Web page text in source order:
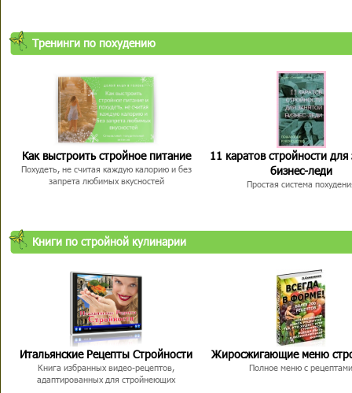
Тренинги по похудению
Как выстроить стройное питание
Похудеть, не считая каждую калорию и без
запрета любимых вкусностей
11 каратов стройности для
бизнес-леди
Простая система
Книги по стройной кулинарии
Итальянские Рецепты Стройности
Книга избранных видео-рецептов,
адаптированных для стройнеющих
Жиросжигающие меню
Полное меню с рецептами